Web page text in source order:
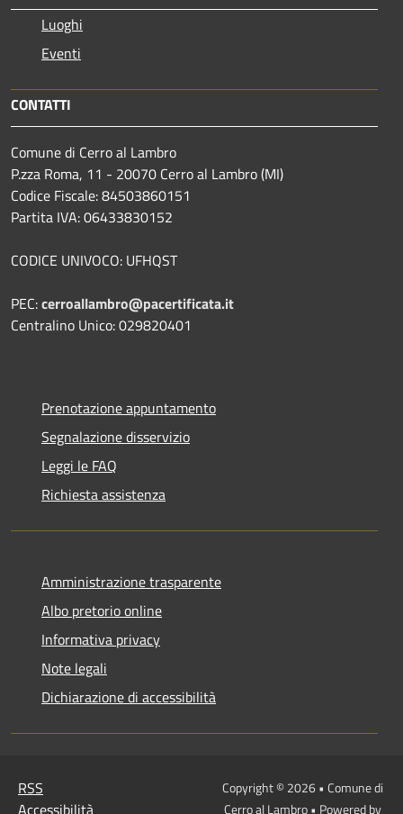
Luoghi
Eventi
CONTATTI
Comune di Cerro al Lambro
P.zza Roma, 11 - 20070 Cerro al Lambro (MI)
Codice Fiscale: 84503860151
Partita IVA: 06433830152
CODICE UNIVOCO: UFHQST
PEC:cerroallambro@pacertificata.it
Centralino Unico: 029820401
Prenotazione appuntamento
Segnalazione disservizio
Leggi le FAQ
Richiesta assistenza
Amministrazione trasparente
Albo pretorio online
Informativa privacy
Note legali
Dichiarazione di accessibilità
RSS
Copyright © 2026 • Comune di
Cerro al Lambro • Powered by